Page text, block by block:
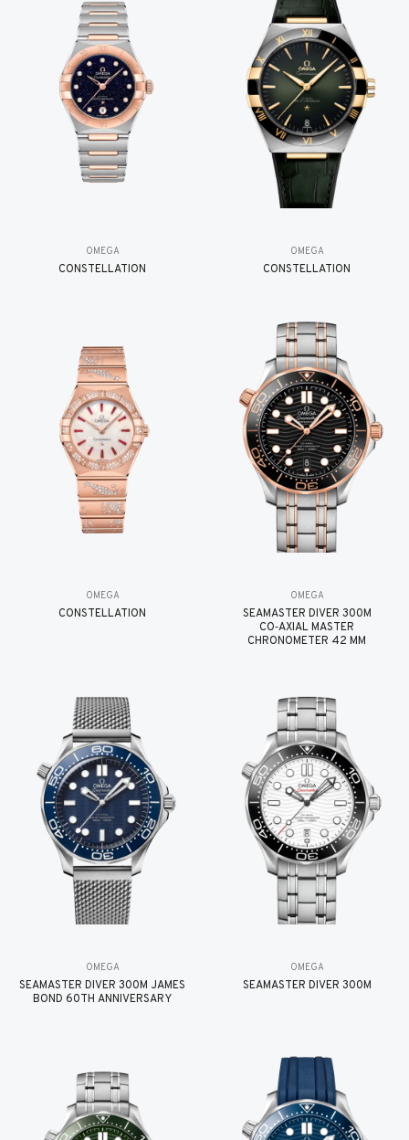
OMEGA
CONSTELLATION
OMEGA
CONSTELLATION
OMEGA
CONSTELLATION
OMEGA
SEAMASTER DIVER 300M
CO‑AXIAL MASTER
CHRONOMETER 42 MM
OMEGA
SEAMASTER DIVER 300M JAMES
BOND 60TH ANNIVERSARY
OMEGA
SEAMASTER DIVER 300M